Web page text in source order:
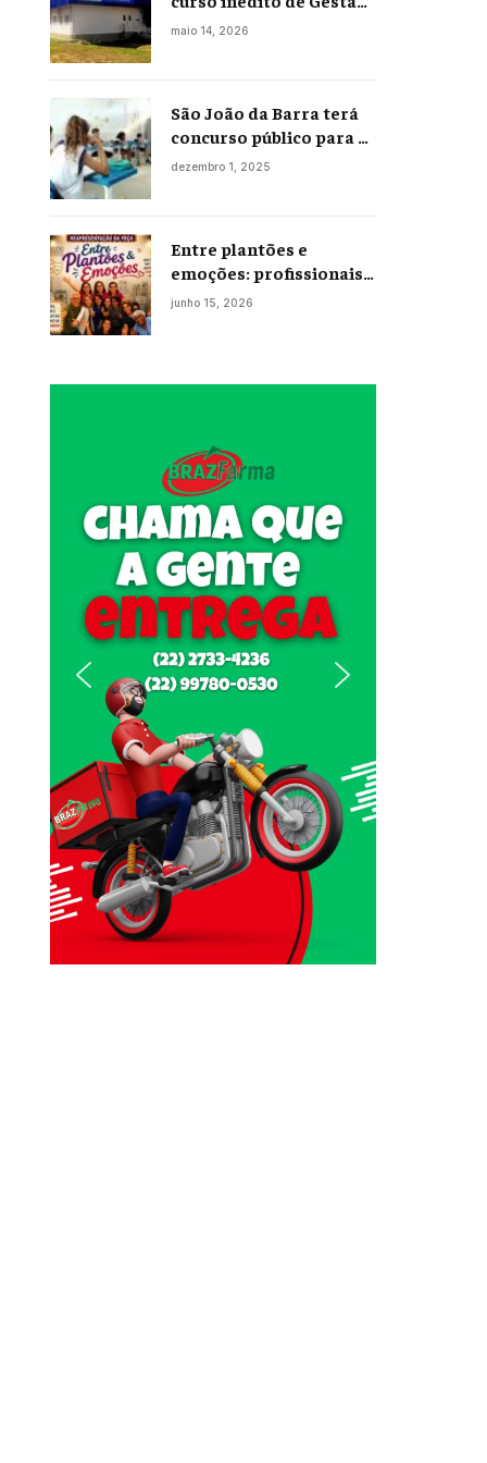
Portuária
maio 14, 2026
São João da Barra terá
concurso público para a
Educação em 2026;
dezembro 1, 2025
Entre plantões e
emoções: profissionais
da enfermagem levam
junho 15, 2026